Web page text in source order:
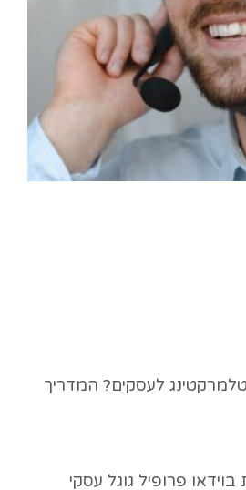
לעסקים? המדריך
פרופיל גוגל עסקי